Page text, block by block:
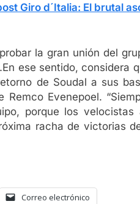
Giro d´Italia: El brutal
la gran unión del
En ese sentido, considera
de Soudal a sus
Evenepoel.
porque los velocistas
racha de victorias
Correo electrónico